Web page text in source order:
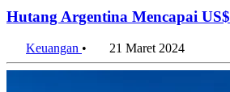
Hutang Argentina Mencapai
Keuangan • 21 Maret 2024